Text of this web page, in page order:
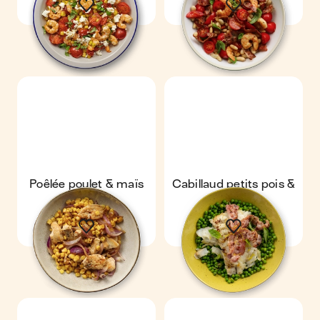
Poêlée poulet & maïs
Cabillaud petits pois &
lard